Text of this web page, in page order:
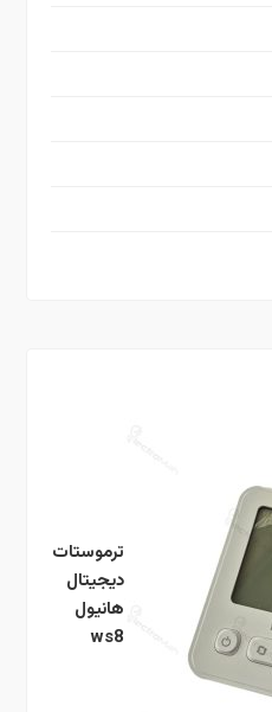
ترموستات
دیجیتال
هانیول
ws8